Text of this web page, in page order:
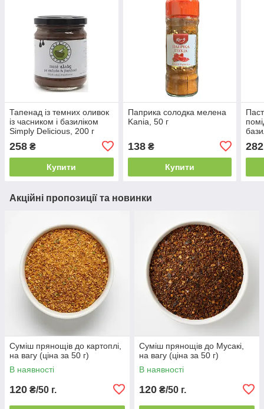
Тапенад із темних оливок
із часником і базиліком
Simply Delicious, 200 г
258 ₴
Купити
Паприка солодка мелена
Kania, 50 г
138₴
Купити
282
Акційні пропозиції та новинки
Суміш прянощів до картоплі,
на вагу (ціна за 50 г)
В наявності
120 ₴/50 г.
Суміш прянощів до Мусакі,
на вагу (ціна за 50 г)
В наявності
120 ₴/50 г.